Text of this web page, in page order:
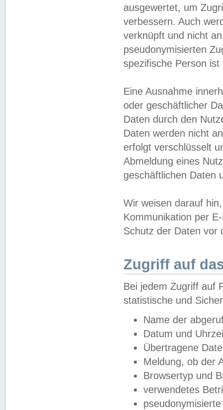
ausgewertet, um
verbessern. Auch
verknüpft und nicht
pseudonymisierten
spezifische Person
Eine Ausnahme
oder geschäftlicher
Daten durch den
Daten werden nicht
erfolgt verschlüsselt
Abmeldung eines
geschäftlichen Daten
Wir weisen darauf
Kommunikation per
Schutz der Daten vor
Zugriff auf
Bei jedem Zugriff auf
statistische und
Name der
Datum und
Übertragene
Meldung, ob der
Browsertyp und
verwendetes